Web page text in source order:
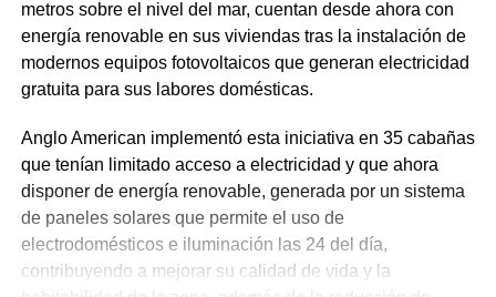
metros sobre el nivel del mar, cuentan desde ahora con
energía renovable en sus viviendas tras la instalación de
modernos equipos fotovoltaicos que generan electricidad
gratuita para sus labores domésticas.
Anglo American implementó esta iniciativa en 35 cabañas
que tenían limitado acceso a electricidad y que ahora
disponer de energía renovable, generada por un sistema
de paneles solares que permite el uso de
electrodomésticos e iluminación las 24 del día,
contribuyendo a mejorar su calidad de vida y la